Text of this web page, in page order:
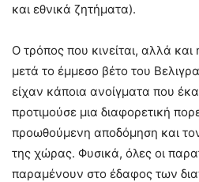
και εθνικά ζητήματα).
Ο τρόπος που κινείται, αλλά
μετά το έμμεσο βέτο του
είχαν κάποια ανοίγματα που
προτιμούσε μια διαφορετική
προωθούμενη αποδόμηση και
της χώρας. Φυσικά, όλες οι
παραμένουν στο έδαφος των